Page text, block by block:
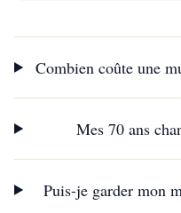
Combien coûte une
Mes 70 ans
Puis-je garder mon